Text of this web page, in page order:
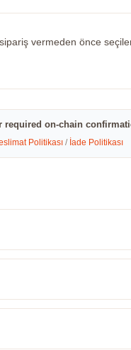
vermeden önce
required on-chain
Politikası / İade Politikası